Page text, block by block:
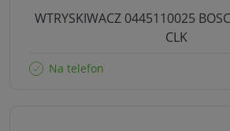
WTRYSKIWACZ 0445110025
CLK
Na telefon